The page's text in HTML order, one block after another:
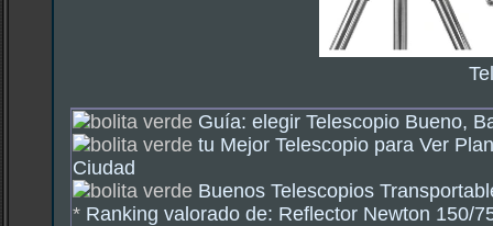
Guía: elegir Telescopio Bueno,
tu Mejor Telescopio para Ver
Ciudad
Buenos Telescopios
* Ranking valorado de: Reflector Newton 150/